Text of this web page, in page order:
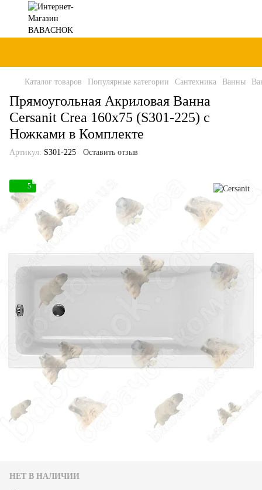
Каталог товаров Популярные категории Сантехника Ванны
Прямоугольная Акриловая Ванна
Cersanit Crea 160x75 (S301-225) с
Ножками в Комплекте
Артикул: S301-225 Оставить отзыв
5
НЕТ В НАЛИЧИИ